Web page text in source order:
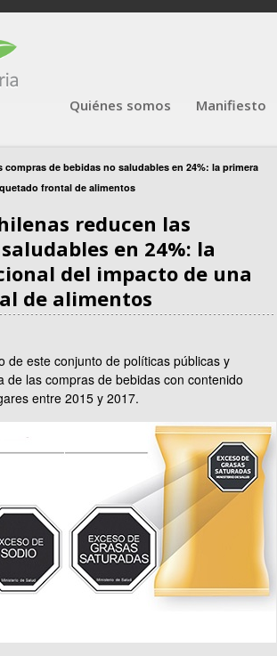
Quiénes somos Manifiesto
de bebidas no saludables en 24%: la primera
frontal de alimentos
reducen las
en 24%: la
del impacto de una
de alimentos
de este conjunto de políticas públicas y
de las compras de bebidas con contenido
entre 2015 y 2017.